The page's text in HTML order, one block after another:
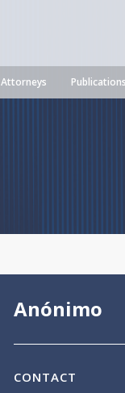
Attorneys Publications
Anónimo
CONTACT